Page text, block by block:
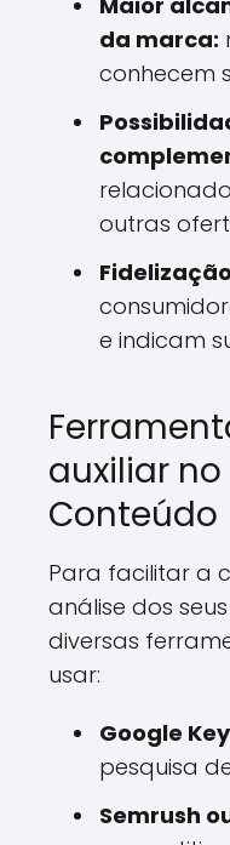
da marca:
conhecem
outras
e indicam
auxiliar
Conteúdo
Para facilitar a
análise dos
diversas
usar:
Google
pesquisa
Semrush